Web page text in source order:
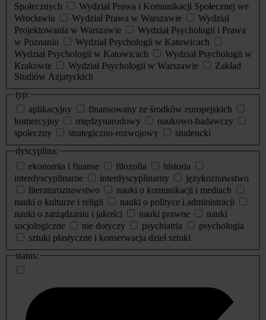
Społecznych
Wydział Prawa i Komunikacji Społecznej we
Wrocławiu
Wydział Prawa w Warszawie
Wydział
Projektowania w Warszawie
Wydział Psychologii i Prawa
w Poznaniu
Wydział Psychologii w Katowicach
Wydział Psychologii w Katowicach
Wydział Psychologii w
Krakowie
Wydział Psychologii w Warszawie
Zakład
Studiów Azjatyckich
typ:
aplikacyjny
finansowany ze środków europejskich
komercyjny
międzynarodowy
naukowo-badawczy
społeczny
strategiczno-rozwojowy
studencki
dyscyplina:
ekonomia i finanse
filozofia
historia
interdyscyplinarne
interdyscyplinarny
językoznawstwo
literaturoznawstwo
nauki o komunikacji i mediach
nauki o kulturze i religii
nauki o polityce i administracji
nauki o zarządzaniu i jakości
nauki prawne
nauki
socjologiczne
nie dotyczy psychiatria
psychologia
sztuki plastyczne i konserwacja dzieł sztuki
status: